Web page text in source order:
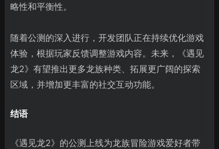
略性和平衡性。
随着公测的深入进行，开发团队正在持续优化游戏
体验，根据玩家反馈调整游戏内容。未来，《遇见
龙2》有望推出更多龙族种类、拓展更广阔的探索
区域，并增加更丰富的社交互动功能。
结语
《遇见龙2》的公测上线为龙族冒险游戏爱好者带